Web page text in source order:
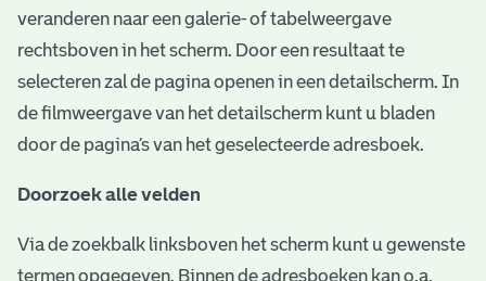
veranderen naar een galerie- of tabelweergave
rechtsboven in het scherm. Door een resultaat te
selecteren zal de pagina openen in een detailscherm. In
de filmweergave van het detailscherm kunt u bladen
door de pagina’s van het geselecteerde adresboek.
Doorzoek alle velden
Via de zoekbalk linksboven het scherm kunt u gewenste
termen opgegeven. Binnen de adresboeken kan o.a.